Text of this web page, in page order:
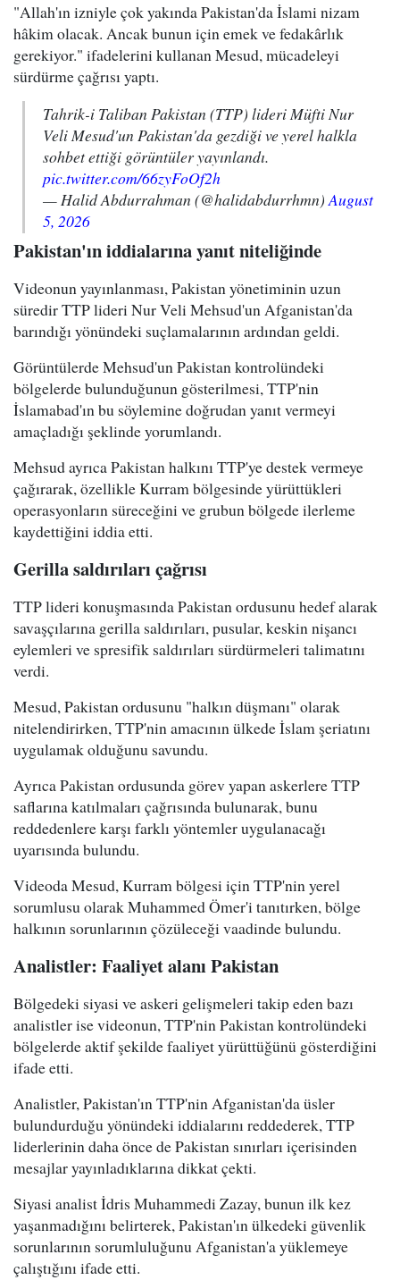
"Allah'ın izniyle çok yakında Pakistan'da İslami nizam
hâkim olacak. Ancak bunun için emek ve fedakârlık
gerekiyor." ifadelerini kullanan Mesud, mücadeleyi
sürdürme çağrısı yaptı.
Tahrik-i Taliban Pakistan (TTP) lideri Müfti Nur
Veli Mesud'un Pakistan'da gezdiği ve yerel halkla
sohbet ettiği görüntüler yayınlandı.
pic.twitter.com/66zyFoOf2h
— Halid Abdurrahman (@halidabdurrhmn)August
5, 2026
Pakistan'ın iddialarına yanıt niteliğinde
Videonun yayınlanması, Pakistan yönetiminin uzun
süredir TTP lideri Nur Veli Mehsud'un Afganistan'da
barındığı yönündeki suçlamalarının ardından geldi.
Görüntülerde Mehsud'un Pakistan kontrolündeki
bölgelerde bulunduğunun gösterilmesi, TTP'nin
İslamabad'ın bu söylemine doğrudan yanıt vermeyi
amaçladığı şeklinde yorumlandı.
Mehsud ayrıca Pakistan halkını TTP'ye destek vermeye
çağırarak, özellikle Kurram bölgesinde yürüttükleri
operasyonların süreceğini ve grubun bölgede ilerleme
kaydettiğini iddia etti.
Gerilla saldırıları çağrısı
TTP lideri konuşmasında Pakistan ordusunu hedef alarak
savaşçılarına gerilla saldırıları, pusular, keskin nişancı
eylemleri ve spresifik saldırıları sürdürmeleri talimatını
verdi.
Mesud, Pakistan ordusunu "halkın düşmanı" olarak
nitelendirirken, TTP'nin amacının ülkede İslam şeriatını
uygulamak olduğunu savundu.
Ayrıca Pakistan ordusunda görev yapan askerlere TTP
saflarına katılmaları çağrısında bulunarak, bunu
reddedenlere karşı farklı yöntemler uygulanacağı
uyarısında bulundu.
Videoda Mesud, Kurram bölgesi için TTP'nin yerel
sorumlusu olarak Muhammed Ömer'i tanıtırken, bölge
halkının sorunlarının çözüleceği vaadinde bulundu.
Analistler: Faaliyet alanı Pakistan
Bölgedeki siyasi ve askeri gelişmeleri takip eden bazı
analistler ise videonun, TTP'nin Pakistan kontrolündeki
bölgelerde aktif şekilde faaliyet yürüttüğünü gösterdiğini
ifade etti.
Analistler, Pakistan'ın TTP'nin Afganistan'da üsler
bulundurduğu yönündeki iddialarını reddederek, TTP
liderlerinin daha önce de Pakistan sınırları içerisinden
mesajlar yayınladıklarına dikkat çekti.
Siyasi analist İdris Muhammedi Zazay, bunun ilk kez
yaşanmadığını belirterek, Pakistan'ın ülkedeki güvenlik
sorunlarının sorumluluğunu Afganistan'a yüklemeye
çalıştığını ifade etti.